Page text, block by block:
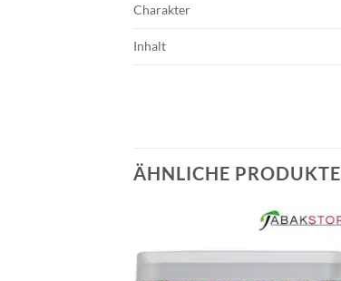
Charakter
Inhalt
ÄHNLICHE PRODUKTE